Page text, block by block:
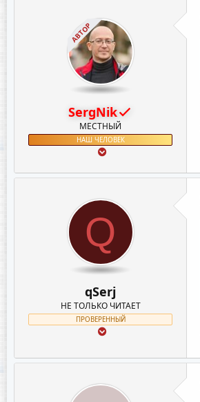
АВТОР
SergNik
МЕСТНЫЙ
НАШ ЧЕЛОВЕК
Q
qSerj
НЕ ТОЛЬКО ЧИТАЕТ
ПРОВЕРЕННЫЙ